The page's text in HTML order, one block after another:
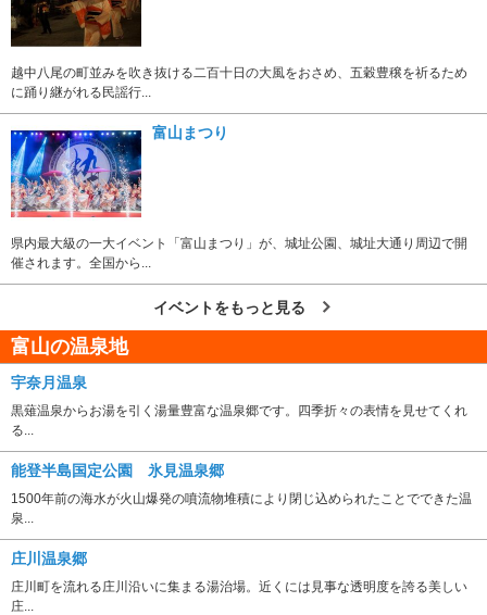
越中八尾の町並みを吹き抜ける二百十日の大風をおさめ、五穀豊穣を祈るため
に踊り継がれる民謡行...
富山まつり
県内最大級の一大イベント「富山まつり」が、城址公園、城址大通り周辺で開
催されます。全国から...
イベントをもっと見る
富山の温泉地
宇奈月温泉
黒薙温泉からお湯を引く湯量豊富な温泉郷です。四季折々の表情を見せてくれ
る...
能登半島国定公園 氷見温泉郷
1500年前の海水が火山爆発の噴流物堆積により閉じ込められたことでできた温
泉...
庄川温泉郷
庄川町を流れる庄川沿いに集まる湯治場。近くには見事な透明度を誇る美しい
庄...